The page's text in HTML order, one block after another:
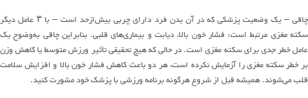
چاقی–یک وضعیت پزشکی که در آنبدن فرد دارای چربیبیشازحد است–با ۳عامل دیگر
سکته مغزی مرتبط است: فشار خون بالا، دیابت و بیماریهایقلبی.بنابراین چاقی بهوضوحیک
عامل خطرجدیبرای سکته مغزی است.در حالی که هیچ تحقیقی تأثیر ورزش متوسط ​​یا کاهش وزن
بر خطر سکته مغزی را آزمایش نکرده است، هر دو باعث کاهش فشار خون بالا و افزایش سلامت
قلبمیشوند.همیشه قبل از شروع هرگونه برنامه ورزشی با پزشکخودمشورت کنید.